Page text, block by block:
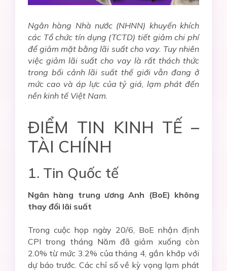
Ngân hàng Nhà nước (NHNN) khuyến khích
các Tổ chức tín dụng (TCTD) tiết giảm chi phí
để giảm mặt bằng lãi suất cho vay. Tuy nhiên
việc giảm lãi suất cho vay là rất thách thức
trong bối cảnh lãi suất thế giới vẫn đang ở
mức cao và áp lực của tỷ giá, lạm phát đến
nền kinh tế Việt Nam.
ĐIỂM TIN KINH TẾ –
TÀI CHÍNH
1. Tin Quốc tế
Ngân hàng trung ương Anh (BoE) không
thay đổi lãi suất
Trong cuộc họp ngày 20/6, BoE nhận định
CPI trong tháng Năm đã giảm xuống còn
2.0% từ mức 3.2% của tháng 4, gần khớp với
dự báo trước. Các chỉ số về kỳ vọng lạm phát